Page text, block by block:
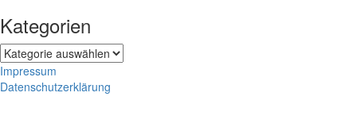
Kategorien
Kategorien
Impressum
Datenschutzerklärung